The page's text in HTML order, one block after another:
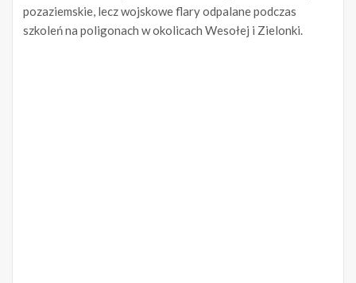
pozaziemskie, lecz wojskowe flary odpalane podczas
szkoleń na poligonach w okolicach Wesołej i Zielonki.